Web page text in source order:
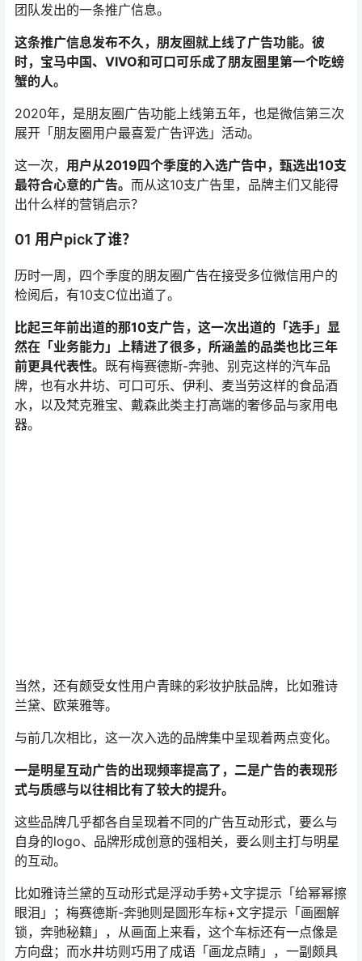
团队发出的一条推广信息。
这条推广信息发布不久，朋友圈就上线了广告功能。彼
时，宝马中国、VIVO和可口可乐成了朋友圈里第一个吃螃
蟹的人。
2020年，是朋友圈广告功能上线第五年，也是微信第三次
展开「朋友圈用户最喜爱广告评选」活动。
这一次， 用户从2019四个季度的入选广告中，甄选出10支
最符合心意的广告。 而从这10支广告里，品牌主们又能得
出什么样的营销启示？
01 用户pick了谁？
历时一周，四个季度的朋友圈广告在接受多位微信用户的
检阅后，有10支C位出道了。
比起三年前出道的那10支广告，这一次出道的「选手」显
然在「业务能力」上精进了很多，所涵盖的品类也比三年
前更具代表性。 既有梅赛德斯-奔驰、别克这样的汽车品
牌，也有水井坊、可口可乐、伊利、麦当劳这样的食品酒
水，以及梵克雅宝、戴森此类主打高端的奢侈品与家用电
器。
当然，还有颇受女性用户青睐的彩妆护肤品牌，比如雅诗
兰黛、欧莱雅等。
与前几次相比，这一次入选的品牌集中呈现着两点变化。
一是明星互动广告的出现频率提高了，二是广告的表现形
式与质感与以往相比有了较大的提升。
这些品牌几乎都各自呈现着不同的广告互动形式，要么与
自身的logo、品牌形成创意的强相关，要么则主打与明星
的互动。
比如雅诗兰黛的互动形式是浮动手势+文字提示「给幂幂擦
眼泪」；梅赛德斯-奔驰则是圆形车标+文字提示「画圈解
锁，奔驰秘籍」，从画面上来看，这个车标还有一点像是
方向盘；而水井坊则巧用了成语「画龙点睛」，一副颇具